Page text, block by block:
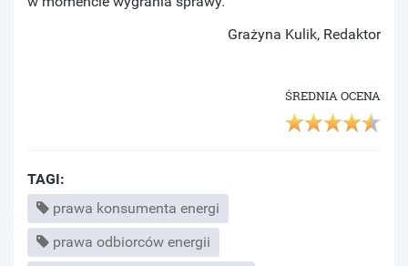
Grażyna Kulik, Redaktor
ŚREDNIA OCENA
TAGI:
prawa konsumenta energi
prawa odbiorców energii